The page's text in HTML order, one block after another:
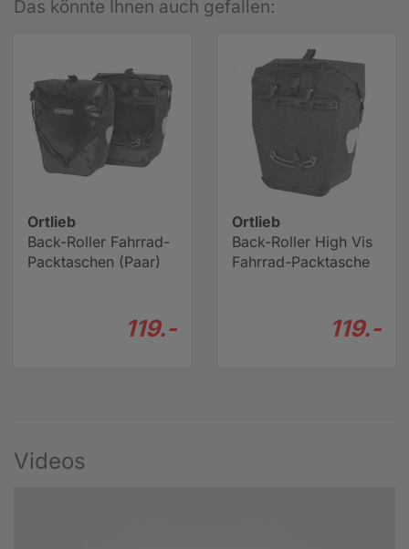
Das könnte Ihnen auch gefallen:
Ortlieb
Back-Roller Fahrrad-
Packtaschen (Paar)
119.-
Ortlieb
Back-Roller High Vis
Fahrrad-Packtasche
119.-
Videos